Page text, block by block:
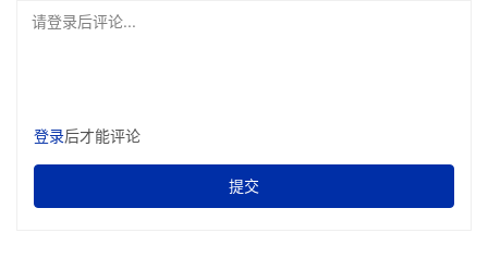
请登录后评论...
登录后才能评论
提交